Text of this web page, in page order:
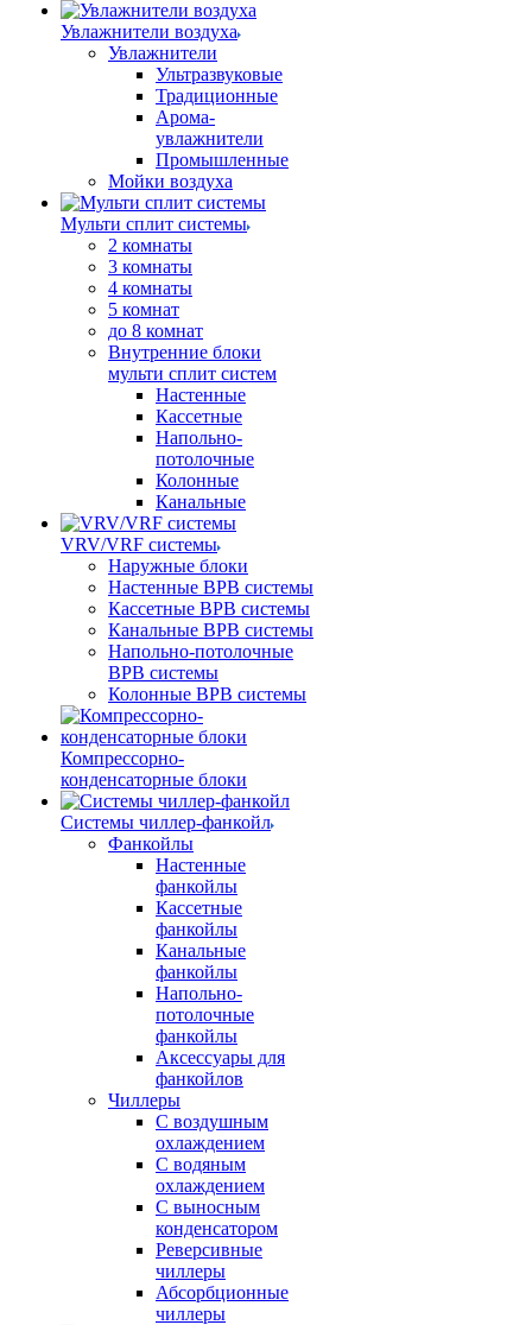
Увлажнители воздуха
Увлажнители
Ультразвуковые
Традиционные
Арома-
увлажнители
Промышленные
Мойки воздуха
Мульти сплит системы
2 комнаты
3 комнаты
4 комнаты
5 комнат
до 8 комнат
Внутренние блоки
мульти сплит систем
Настенные
Кассетные
Напольно-
потолочные
Колонные
Канальные
VRV/VRF системы
Наружные блоки
Настенные ВРВ системы
Кассетные ВРВ системы
Канальные ВРВ системы
Напольно-потолочные
ВРВ системы
Колонные ВРВ системы
Компрессорно-
конденсаторные блоки
Системы чиллер-фанкойл
Фанкойлы
Настенные
фанкойлы
Кассетные
фанкойлы
Канальные
фанкойлы
Напольно-
потолочные
фанкойлы
Аксессуары для
фанкойлов
Чиллеры
С воздушным
охлаждением
С водяным
охлаждением
С выносным
конденсатором
Реверсивные
чиллеры
Абсорбционные
чиллеры